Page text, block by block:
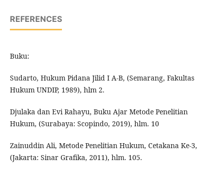
REFERENCES
Buku:
Sudarto, Hukum Pidana Jilid I A-B, (Semarang, Fakultas
Hukum UNDIP, 1989), hlm 2.
Djulaka dan Evi Rahayu, Buku Ajar Metode Penelitian
Hukum, (Surabaya: Scopindo, 2019), hlm. 10
Zainuddin Ali, Metode Penelitian Hukum, Cetakana Ke-3,
(Jakarta: Sinar Grafika, 2011), hlm. 105.